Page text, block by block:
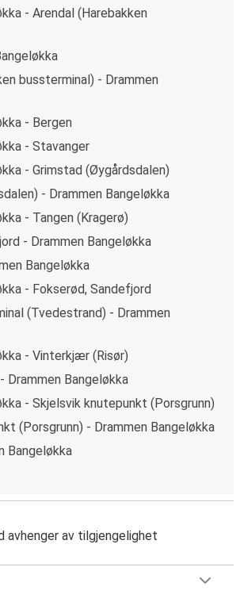
- Arendal (Harebakken
bussterminal) - Drammen
- Bergen
- Stavanger
- Grimstad (Øygårdsdalen)
- Drammen Bangeløkka
- Tangen (Kragerø)
- Drammen Bangeløkka
Bangeløkka
- Fokserød, Sandefjord
(Tvedestrand) - Drammen
- Vinterkjær (Risør)
Drammen Bangeløkka
- Skjelsvik knutepunkt (Porsgrunn)
(Porsgrunn) - Drammen Bangeløkka
Bangeløkka
avhenger av tilgjengelighet